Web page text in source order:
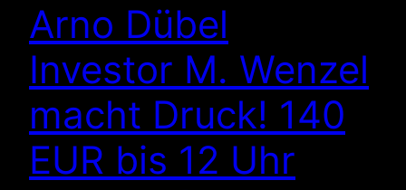
Arno Dübel
Investor M. Wenzel
macht Druck! 140
EUR bis 12 Uhr